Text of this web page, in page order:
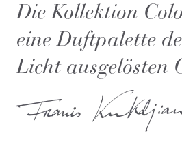
Die Kollektion
eine Duftpalette
Licht ausgelösten